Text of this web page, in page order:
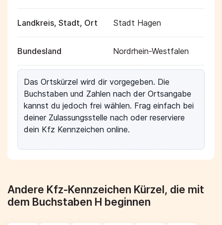
Landkreis, Stadt, Ort Stadt Hagen
Bundesland Nordrhein-Westfalen
Das Ortskürzel wird dir vorgegeben. Die
Buchstaben und Zahlen nach der Ortsangabe
kannst du jedoch frei wählen. Frag einfach bei
deiner Zulassungsstelle nach oder reserviere
dein Kfz Kennzeichen online.
Andere Kfz-Kennzeichen Kürzel, die mit
dem Buchstaben H beginnen